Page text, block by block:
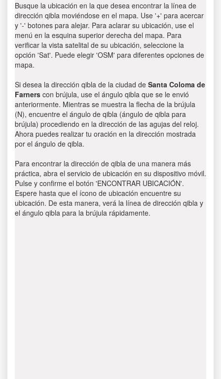
Busque la ubicación en la que desea encontrar la línea de
dirección qibla moviéndose en el mapa. Use '+' para acercar
y '-' botones para alejar. Para aclarar su ubicación, use el
menú en la esquina superior derecha del mapa. Para
verificar la vista satelital de su ubicación, seleccione la
opción 'Sat'. Puede elegir 'OSM' para diferentes opciones de
mapa.
Si desea la dirección qibla de la ciudad de Santa Coloma de
Farners con brújula, use el ángulo qibla que se le envió
anteriormente. Mientras se muestra la flecha de la brújula
(N), encuentre el ángulo de qibla (ángulo de qibla para
brújula) procediendo en la dirección de las agujas del reloj.
Ahora puedes realizar tu oración en la dirección mostrada
por el ángulo de qibla.
Para encontrar la dirección de qibla de una manera más
práctica, abra el servicio de ubicación en su dispositivo móvil.
Pulse y confirme el botón 'ENCONTRAR UBICACIÓN'.
Espere hasta que el ícono de ubicación encuentre su
ubicación. De esta manera, verá la línea de dirección qibla y
el ángulo qibla para la brújula rápidamente.